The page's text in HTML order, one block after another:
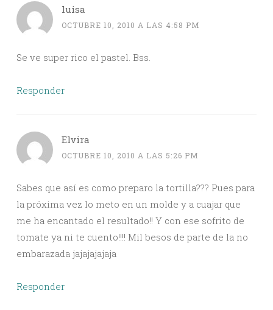
luisa
OCTUBRE 10, 2010 A LAS 4:58 PM
Se ve super rico el pastel. Bss.
Responder
Elvira
OCTUBRE 10, 2010 A LAS 5:26 PM
Sabes que así es como preparo la tortilla??? Pues para
la próxima vez lo meto en un molde y a cuajar que
me ha encantado el resultado!! Y con ese sofrito de
tomate ya ni te cuento!!!! Mil besos de parte de la no
embarazada jajajajajaja
Responder